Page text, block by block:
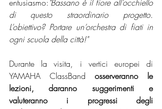
entusiasmo: "Bassano è il fiore all’occhiello
di questo straordinario progetto.
L’obiettivo? Portare un’orchestra di fiati in
ogni scuola della città!"
Durante la visita, i vertici europei di
YAMAHA ClassBand osserveranno le
lezioni, daranno suggerimenti e
valuteranno i progressi degli